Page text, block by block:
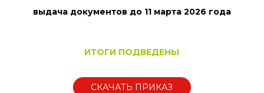
выдача документов до 11 марта2026 года
ИТОГИ ПОДВЕДЕНЫ
СКАЧАТЬ ПРИКАЗ